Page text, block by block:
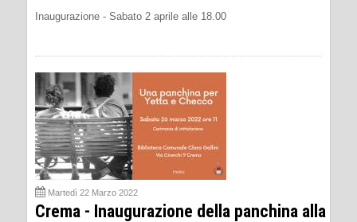
Inaugurazione - Sabato 2 aprile alle 18.00
Martedì 22 Marzo 2022
Crema - Inaugurazione della panchina alla